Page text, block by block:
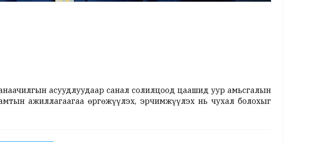
асуудлуудаар санал солилцоод цаашид уур амьсгалын
ажиллагаагаа өргөжүүлэх, эрчимжүүлэх нь чухал болохыг